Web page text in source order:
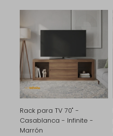
Rack para TV 70" -
Casablanca - Infinite -
Marrón